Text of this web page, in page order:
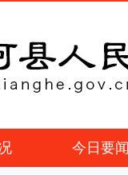
今日要闻